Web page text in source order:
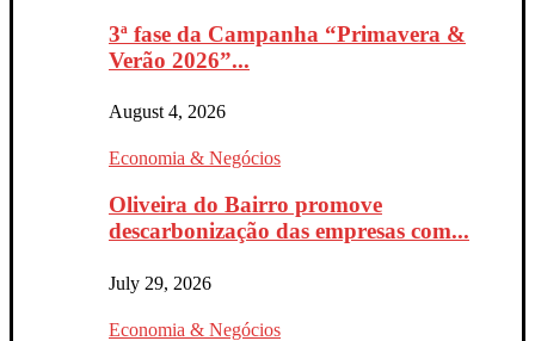
3ª fase da Campanha “Primavera &
Verão 2026”...
August 4, 2026
Economia & Negócios
Oliveira do Bairro promove
descarbonização das empresas com...
July 29, 2026
Economia & Negócios